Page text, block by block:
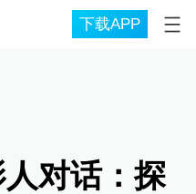
下载APP
对话：探